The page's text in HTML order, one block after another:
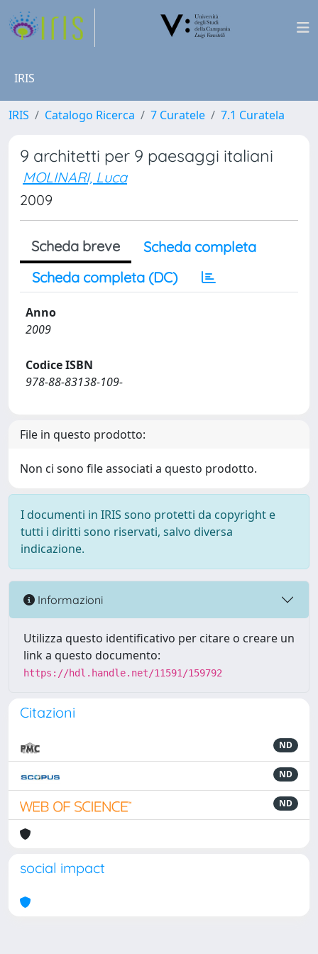
IRIS
IRIS Catalogo Ricerca 7 Curatele 7.1 Curatela
9 architetti per 9 paesaggi italiani
MOLINARI, Luca
2009
Scheda breve
Scheda completa
Scheda completa (DC)
Anno
2009
Codice ISBN
978-88-83138-109-
File in questo prodotto:
Non ci sono file associati a questo prodotto.
I documenti in IRIS sono protetti da copyright e
tutti i diritti sono riservati, salvo diversa
indicazione.
Informazioni
Utilizza questo identificativo per citare o creare un
link a questo documento:
https://hdl.handle.net/11591/159792
Citazioni
ND
ND
ND
social impact